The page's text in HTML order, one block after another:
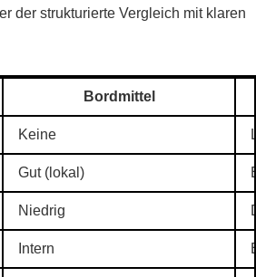
der strukturierte Vergleich mit klaren
Bordmittel
Keine
Gut (lokal)
Niedrig
Intern